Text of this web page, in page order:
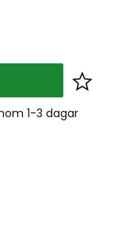
Lägg
1-3 dagar